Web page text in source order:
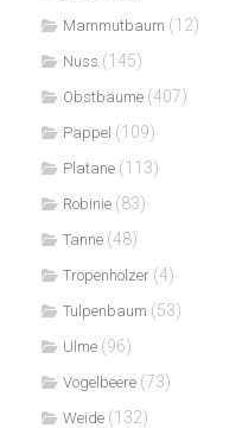
Mammutbaum (12)
Nuss (145)
Obstbäume (407)
Pappel (109)
Platane (113)
Robinie (83)
Tanne (48)
Tropenhölzer (4)
Tulpenbaum (53)
Ulme (96)
Vogelbeere (73)
Weide (132)